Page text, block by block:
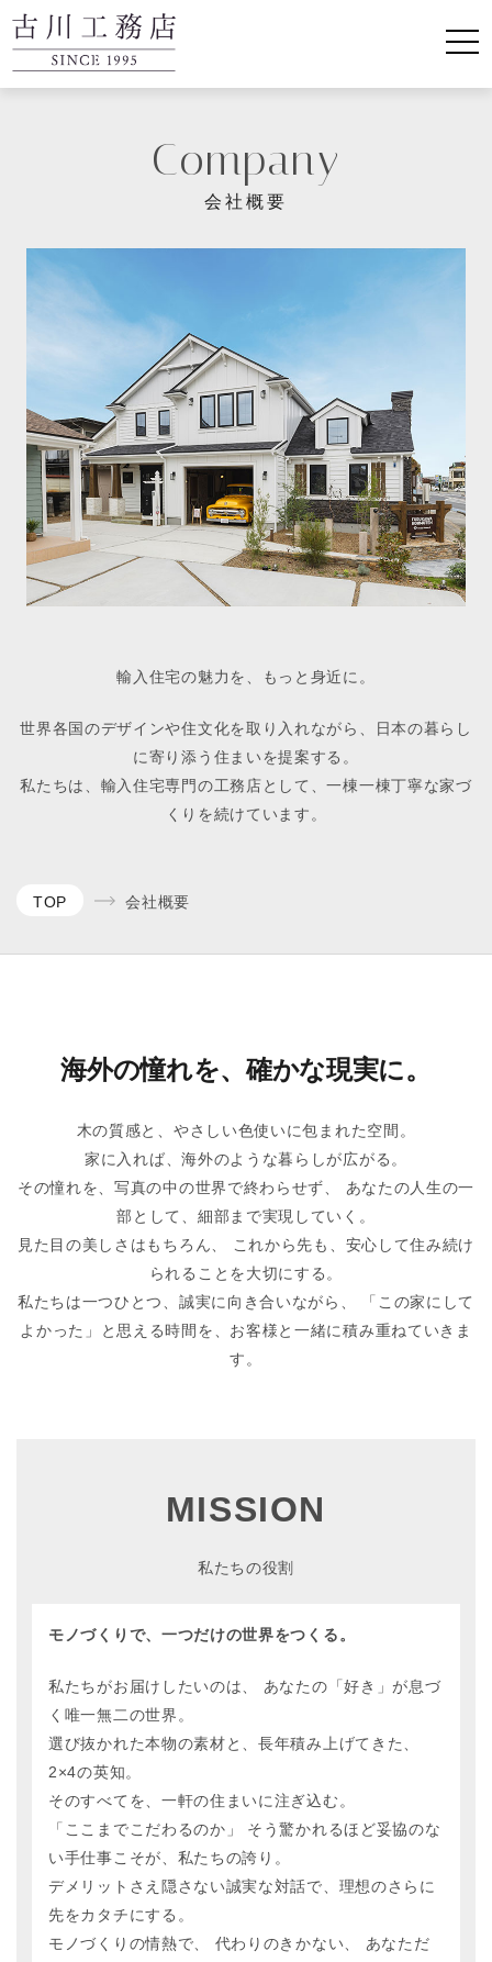
Company
会社概要
輸入住宅の魅力を、もっと身近に。
世界各国のデザインや住文化を取り入れながら、日本の暮らし
に寄り添う住まいを提案する。
私たちは、輸入住宅専門の工務店として、一棟一棟丁寧な家づ
くりを続けています。
TOP 会社概要
海外の憧れを、確かな現実に。
木の質感と、やさしい色使いに包まれた空間。
家に入れば、海外のような暮らしが広がる。
その憧れを、写真の中の世界で終わらせず、 あなたの人生の一
部として、細部まで実現していく。
見た目の美しさはもちろん、 これから先も、安心して住み続け
られることを大切にする。
私たちは一つひとつ、誠実に向き合いながら、 「この家にして
よかった」と思える時間を、お客様と一緒に積み重ねていきま
す。
MISSION
私たちの役割
モノづくりで、一つだけの世界をつくる。
私たちがお届けしたいのは、 あなたの「好き」が息づ
く唯一無二の世界。
選び抜かれた本物の素材と、長年積み上げてきた、
2×4の英知。
そのすべてを、一軒の住まいに注ぎ込む。
「ここまでこだわるのか」 そう驚かれるほど妥協のな
い手仕事こそが、私たちの誇り。
デメリットさえ隠さない誠実な対話で、理想のさらに
先をカタチにする。
モノづくりの情熱で、 代わりのきかない、 あなただ